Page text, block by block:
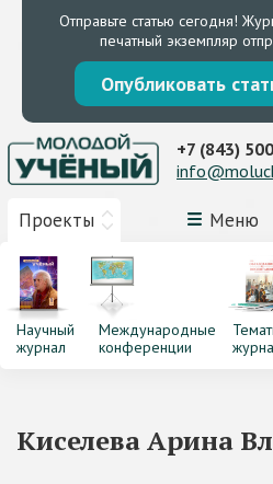
Отправьте статью сегодня!
печатный экземпляр
Опубликовать
Проекты Меню
+7 (843)
Научный
журнал
Международные
конференции
Киселева Арина